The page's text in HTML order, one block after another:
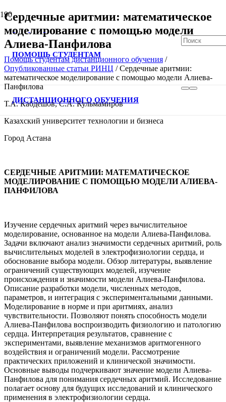
ПОМОЩЬ СТУДЕНТАМ
ДИСТАНЦИОННОГО ОБУЧЕНИЯ
Сердечные аритмии: математическое
моделирование с помощью модели
Алиева-Панфилова
Помощь студентам дистанционного обучения /
Опубликованные статьи РИНЦ /Сердечные аритмии:
математическое моделирование с помощью модели Алиева-
Панфилова
Т.А. Кабдешов, С.А. Кульмамиров
Казахский университет технологии и бизнеса
Город Астана
СЕРДЕЧНЫЕ АРИТМИИ: МАТЕМАТИЧЕСКОЕ
МОДЕЛИРОВАНИЕ С ПОМОЩЬЮ МОДЕЛИ АЛИЕВА-
ПАНФИЛОВА
Изучение сердечных аритмий через вычислительное
моделирование, основанное на модели Алиева-Панфилова.
Задачи включают анализ значимости сердечных аритмий, роль
вычислительных моделей в электрофизиологии сердца, и
обоснование выбора модели. Обзор литературы, выявление
ограничений существующих моделей, изучение
происхождения и значимости модели Алиева-Панфилова.
Описание разработки модели, численных методов,
параметров, и интеграция с экспериментальными данными.
Моделирование в норме и при аритмиях, анализ
чувствительности. Позволяют понять способность модели
Алиева-Панфилова воспроизводить физиологию и патологию
сердца. Интерпретация результатов, сравнение с
экспериментами, выявление механизмов аритмогенного
воздействия и ограничений модели. Рассмотрение
практических приложений и клинической значимости.
Основные выводы подчеркивают значение модели Алиева-
Панфилова для понимания сердечных аритмий. Исследование
полагает основу для будущих исследований и клинического
применения в электрофизиологии сердца.